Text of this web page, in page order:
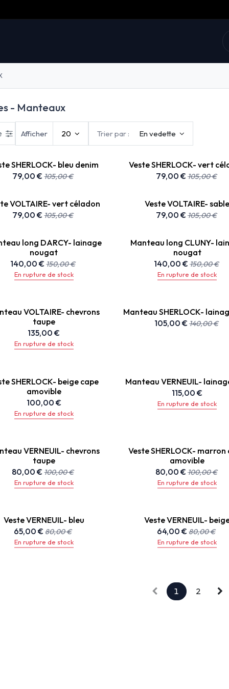
- Manteaux
Trier par : En vedette
Afficher 20
SHERLOCK- bleu denim
79,00 €105,00€
Veste SHERLOCK- vert
79,00 €105,00€
VOLTAIRE- vert céladon
79,00 €105,00€
Veste VOLTAIRE-
79,00 €105,00€
long DARCY- lainage
nougat
140,00 €150,00€
En rupture de stock
Manteau long CLUNY-
nougat
140,00 €150,00€
En rupture de stock
VOLTAIRE- chevrons
taupe
135,00 €
En rupture de stock
Manteau SHERLOCK-
105,00 €140,00€
SHERLOCK- beige cape
amovible
100,00 €
En rupture de stock
Manteau VERNEUIL-
115,00 €
En rupture de stock
VERNEUIL- chevrons
taupe
80,00 €100,00€
En rupture de stock
Veste SHERLOCK- marron
amovible
80,00 €100,00€
En rupture de stock
Veste VERNEUIL- bleu
65,00 €80,00€
En rupture de stock
Veste VERNEUIL-
64,00 €80,00€
En rupture de stock
1 2